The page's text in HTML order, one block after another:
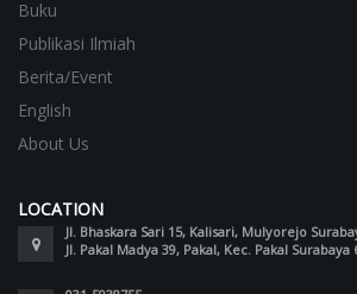
Buku
Publikasi Ilmiah
Berita/Event
English
About Us
LOCATION
Jl. Bhaskara Sari 15, Kalisari, Mulyorejo
Jl. Pakal Madya 39, Pakal, Kec. Pakal Surabaya